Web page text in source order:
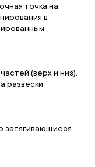
точка на
в
(верх и низ).
развески
затягивающиеся